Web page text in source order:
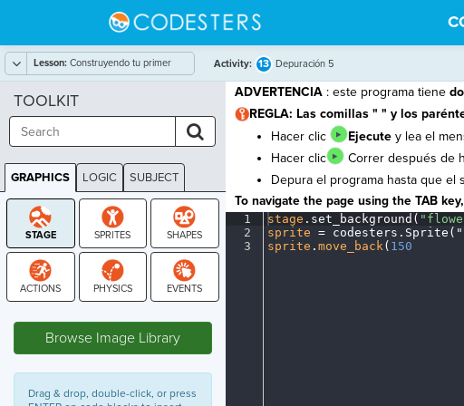
Lesson: Construyendo tu primer
Activity: 13 Depuración 5
ADVERTENCIA: este programa tiene
REGLA: Las comillas " " y los
Hacer clic
Ejecutey lea el
Hacer clic
Correrdespués de
Depura el programa hasta que el
To navigate the page using the TAB
1
2
3
stage . set_background(
sprite =· codesters . Sprite( "
sprite . move_back( 150
TOOLKIT
GRAPHICS LOGIC SUBJECT
GRAPHICS
Browse Image Library
Drag & drop, double-click, or press